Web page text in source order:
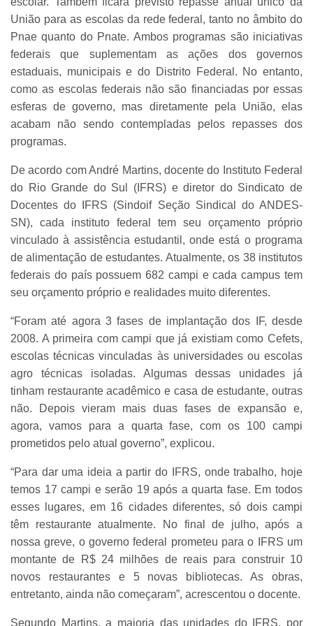
União para as escolas da rede federal, tanto no âmbito do
Pnae quanto do Pnate. Ambos programas são iniciativas
federais que suplementam as ações dos governos
estaduais, municipais e do Distrito Federal. No entanto,
como as escolas federais não são financiadas por essas
esferas de governo, mas diretamente pela União, elas
acabam não sendo contempladas pelos repasses dos
programas.
De acordo com André Martins, docente do Instituto Federal
do Rio Grande do Sul (IFRS) e diretor do Sindicato de
Docentes do IFRS (Sindoif Seção Sindical do ANDES-
SN), cada instituto federal tem seu orçamento próprio
vinculado à assistência estudantil, onde está o programa
de alimentação de estudantes. Atualmente, os 38 institutos
federais do país possuem 682 campi e cada campus tem
seu orçamento próprio e realidades muito diferentes.
“Foram até agora 3 fases de implantação dos IF, desde
2008. A primeira com campi que já existiam como Cefets,
escolas técnicas vinculadas às universidades ou escolas
agro técnicas isoladas. Algumas dessas unidades já
tinham restaurante acadêmico e casa de estudante, outras
não. Depois vieram mais duas fases de expansão e,
agora, vamos para a quarta fase, com os 100 campi
prometidos pelo atual governo”, explicou.
“Para dar uma ideia a partir do IFRS, onde trabalho, hoje
temos 17 campi e serão 19 após a quarta fase. Em todos
esses lugares, em 16 cidades diferentes, só dois campi
têm restaurante atualmente. No final de julho, após a
nossa greve, o governo federal prometeu para o IFRS um
montante de R$ 24 milhões de reais para construir 10
novos restaurantes e 5 novas bibliotecas. As obras,
entretanto, ainda não começaram”, acrescentou o docente.
Segundo Martins, a maioria das unidades do IFRS, por